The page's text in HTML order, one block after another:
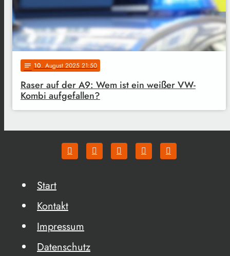
notes 10. August 2025 21:50
Raser auf der A9: Wem ist ein weißer VW-
Kombi aufgefallen?
Start
Kontakt
Impressum
Datenschutz